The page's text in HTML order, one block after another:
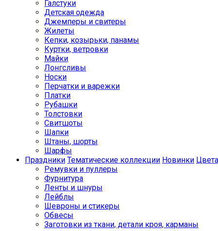
Галстуки
Детская одежда
Джемперы и свитеры
Жилеты
Кепки, козырьки, панамы
Куртки, ветровки
Майки
Лонгсливы
Носки
Перчатки и варежки
Платки
Рубашки
Толстовки
Свитшоты
Шапки
Штаны, шорты
Шарфы
Праздники Тематические коллекции Новинки Цвета
Ремувки и пуллеры
Фурнитура
Ленты и шнуры
Лейблы
Шевроны и стикеры
Обвесы
Заготовки из ткани, детали кроя, карманы